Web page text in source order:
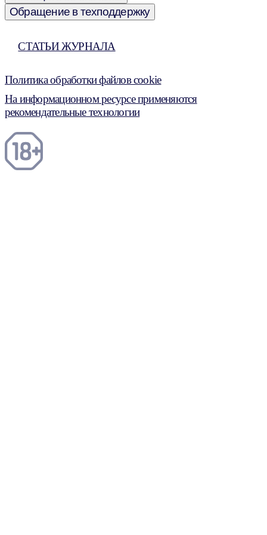
Обращение в техподдержку
СТАТЬИ ЖУРНАЛА
Политика обработки файлов cookie
На информационном ресурсе применяются
рекомендательные технологии